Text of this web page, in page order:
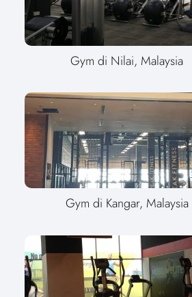
Gym di Nilai, Malaysia
Gym di Kangar, Malaysia